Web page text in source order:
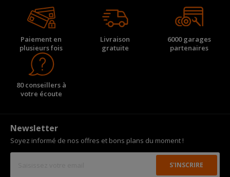
Paiement en
plusieurs fois
Livraison
gratuite
6000 garages
partenaires
80 conseillers à
votre écoute
Newsletter
Soyez informé de nos offres et bons plans du moment !